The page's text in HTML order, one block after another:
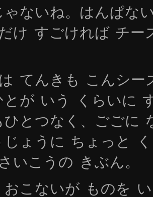
ないね。はんぱな
け すごければ チー
てんきも こんシ
とが いう くらいに
ひとつなく、ごごに
じょうに ちょっと
いこうの きぶん。
こないが ものを